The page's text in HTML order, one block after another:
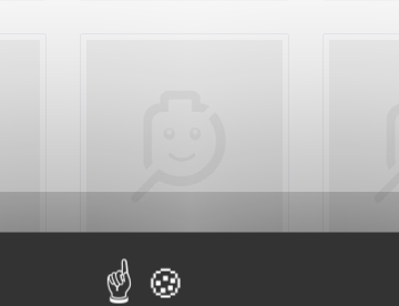
LEGO MARVEL
76168 - L'ARMURE